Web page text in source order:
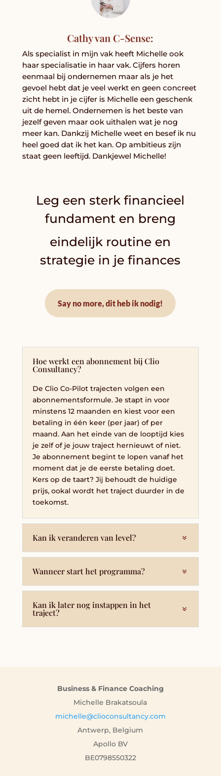
Cathy van C-Sense:
Als specialist in mijn vak heeft Michelle ook
haar specialisatie in haar vak. Cijfers horen
eenmaal bij ondernemen maar als je het
gevoel hebt dat je veel werkt en geen concreet
zicht hebt in je cijfer is Michelle een geschenk
uit de hemel. Ondernemen is het beste van
jezelf geven maar ook uithalen wat je nog
meer kan. Dankzij Michelle weet en besef ik nu
heel goed dat ik het kan. Op ambitieus zijn
staat geen leeftijd. Dankjewel Michelle!
Leg een sterk financieel
fundament en breng
eindelijk routine en
strategie in je finances
Say no more, dit heb ik nodig!
Hoe werkt een abonnement bij Clio
Consultancy?
De Clio Co-Pilot trajecten volgen een
abonnementsformule. Je stapt in voor
minstens 12 maanden en kiest voor een
betaling in één keer (per jaar) of per
maand. Aan het einde van de looptijd kies
je zelf of je jouw traject hernieuwt of niet.
Je abonnement begint te lopen vanaf het
moment dat je de eerste betaling doet.
Kers op de taart? Jij behoudt de huidige
prijs, ookal wordt het traject duurder in de
toekomst.
Kan ik veranderen van level?
Wanneer start het programma?
Kan ik later nog instappen in het
traject?
Business & Finance Coaching
Michelle Brakatsoula
michelle@clioconsultancy.com
Antwerp, Belgium
Apollo BV
BE0798550322